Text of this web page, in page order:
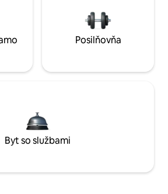
Posilňovňa
Byt so službami